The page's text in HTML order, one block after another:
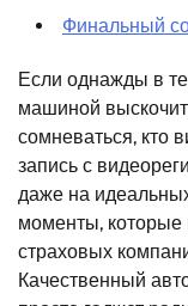
Финальный
Если однажды в
машиной выскочит
сомневаться, кто
запись с
даже на
моменты, которые
страховых
Качественный